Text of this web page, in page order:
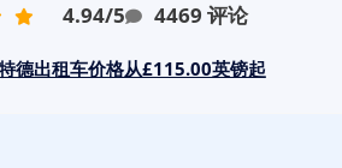
4.94/5 4469 评论
德出租车价格从£115.00英镑起